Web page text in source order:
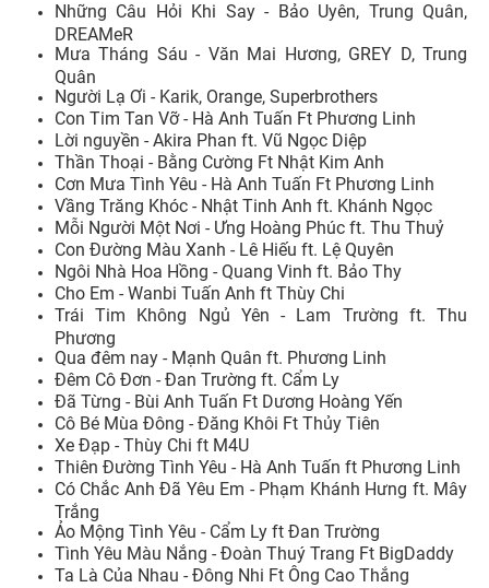
Những Câu Hỏi Khi Say - Bảo Uyên, Trung Quân,
DREAMeR
Mưa Tháng Sáu - Văn Mai Hương, GREY D, Trung
Quân
Người Lạ Ơi - Karik, Orange, Superbrothers
Con Tim Tan Vỡ - Hà Anh Tuấn Ft Phương Linh
Lời nguyền - Akira Phan ft. Vũ Ngọc Diệp
Thần Thoại - Bằng Cường Ft Nhật Kim Anh
Cơn Mưa Tình Yêu - Hà Anh Tuấn Ft Phương Linh
Vầng Trăng Khóc - Nhật Tinh Anh ft. Khánh Ngọc
Mỗi Người Một Nơi - Ưng Hoàng Phúc ft. Thu Thuỷ
Con Đường Màu Xanh - Lê Hiếu ft. Lệ Quyên
Ngôi Nhà Hoa Hồng - Quang Vinh ft. Bảo Thy
Cho Em - Wanbi Tuấn Anh ft Thùy Chi
Trái Tim Không Ngủ Yên - Lam Trường ft. Thu
Phương
Qua đêm nay - Mạnh Quân ft. Phương Linh
Đêm Cô Đơn - Đan Trường ft. Cẩm Ly
Đã Từng - Bùi Anh Tuấn Ft Dương Hoàng Yến
Cô Bé Mùa Đông - Đăng Khôi Ft Thủy Tiên
Xe Đạp - Thùy Chi ft M4U
Thiên Đường Tình Yêu - Hà Anh Tuấn ft Phương Linh
Có Chắc Anh Đã Yêu Em - Phạm Khánh Hưng ft. Mây
Trắng
Ảo Mộng Tình Yêu - Cẩm Ly ft Đan Trường
Tình Yêu Màu Nắng - Đoàn Thuý Trang Ft BigDaddy
Ta Là Của Nhau - Đông Nhi Ft Ông Cao Thắng